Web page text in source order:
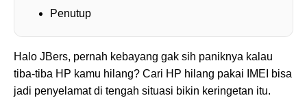
Penutup
Halo JBers, pernah kebayang gak sih paniknya kalau
tiba-tiba HP kamu hilang? Cari HP hilang pakai IMEI bisa
jadi penyelamat di tengah situasi bikin keringetan itu.